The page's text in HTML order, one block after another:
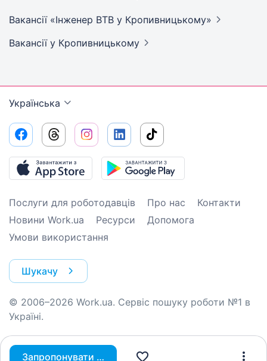
Запропонувати вакансію
Вакансії «Інженер ВТВ у Кропивницькому»
Вакансії у Кропивницькому
Українська
Послуги для роботодавців Про нас
Контакти
Новини Work.ua
Ресурси
Допомога
Умови використання
Шукачу
© 2006–2026 Work.ua. Сервіс пошуку роботи №1 в
Україні.